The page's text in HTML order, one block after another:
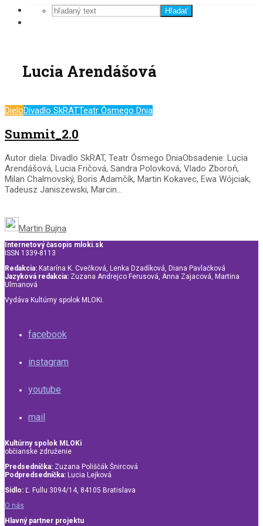
Hľadať
Lucia Arendášová
DieloDivadlo SkRATTeatr Ósmego Dnia
Summit_2.0
Autor diela: Divadlo SkRAT, Teatr Ósmego DniaObsadenie: Lucia
Arendášová, Lucia Fričová, Sandra Polovková, Vlado Zboroň,
Milan Chalmovský, Boris Adamčík, Martin Kokavec, Ewa Wójciak,
Tadeusz Janiszewski, Marcin...
Martin Bujna
Internetový časopis mloki.sk
ISSN 1339-8113
Redakcia: Katarína K. Cvečková, Lenka Dzadíková, Diana Pavlačková
Jazyková redakcia: Zuzana Andrejco Ferusová, Anna Zajacová, Martina
Ulmanová
Vydáva Kultúrny spolok MLOKi.
facebook
instagram
youtube
mail
Kultúrny spolok MLOKi
občianske združenie
Predsedníčka: Zuzana Poliščák Šnircová
Podpredsedníčka: Lucia Lejková
Sídlo: Ľ. Fullu 3094/14, 84105 Bratislava
O nás
Hlavný partner projektu